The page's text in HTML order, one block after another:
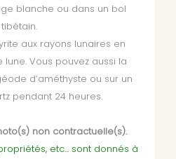
blanche ou dans un bol
tibétain.
aux rayons lunaires en
Vous pouvez aussi la
d’améthyste ou sur un
pendant 24 heures.
non contractuelle(s).
etc... sont donnés à